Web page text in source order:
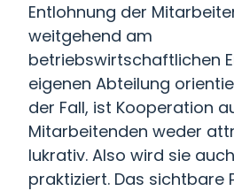
Entlohnung der
weitgehend am
betriebswirtschaftlichen
eigenen Abteilung
der Fall, ist Kooperation
Mitarbeitenden weder
lukrativ. Also wird sie
praktiziert. Das sichtbare